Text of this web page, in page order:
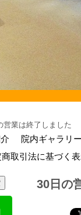
営業は終了しました
院内ギャラリー
取引法に基づく
30日の